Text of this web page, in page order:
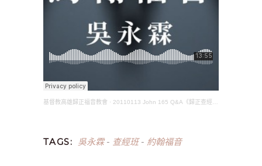
基督教高雄歸正福音教會 · 20110113 John 165 Q&A《歸正查經班》約翰福音(吳永霖長老)
TAGS: 吳永霖- 查經班- 約翰福音